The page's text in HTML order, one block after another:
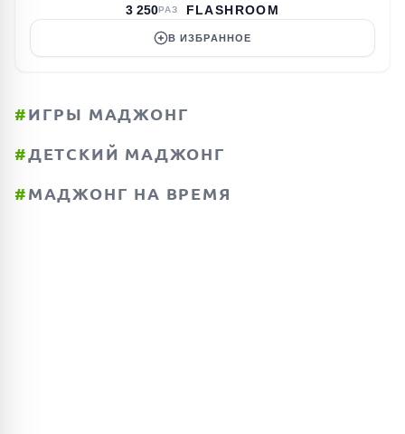
3 250РАЗ FLASHROOM
В ИЗБРАННОЕ
#ИГРЫ МАДЖОНГ
#ДЕТСКИЙ МАДЖОНГ
#МАДЖОНГ НА ВРЕМЯ